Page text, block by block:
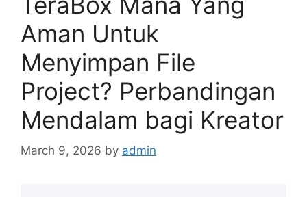
Aman Untuk
Menyimpan File
Project? Perbandingan
Mendalam bagi Kreator
March 9, 2026 by admin